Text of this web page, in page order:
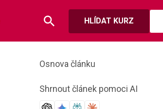
HLÍDAT KURZ
Osnova článku
Shrnout článek pomoci AI